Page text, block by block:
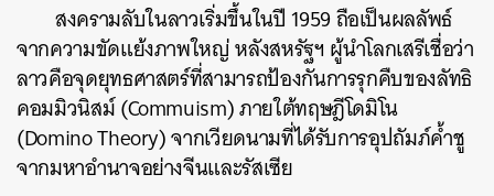
สงครามลับในลาวเริ่มขึ้นในปี 1959 ถือเป็นผลลัพธ์
จากความขัดแย้งภาพใหญ่ หลังสหรัฐฯ ผู้นำโลกเสรีเชื่อว่า
ลาวคือจุดยุทธศาสตร์ที่สามารถป้องกันการรุกคืบของลัทธิ
คอมมิวนิสม์ (Commuism) ภายใต้ทฤษฎีโดมิโน
(Domino Theory) จากเวียดนามที่ได้รับการอุปถัมภ์ค้ำชู
จากมหาอำนาจอย่างจีนและรัสเซีย